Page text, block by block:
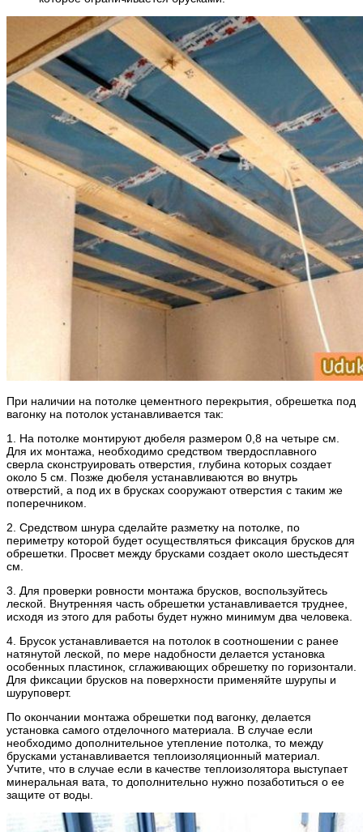
При наличии на потолке цементного перекрытия, обрешетка под
вагонку на потолок устанавливается так:
1. На потолке монтируют дюбеля размером 0,8 на четыре см.
Для их монтажа, необходимо средством твердосплавного
сверла сконструировать отверстия, глубина которых создает
около 5 см. Позже дюбеля устанавливаются во внутрь
отверстий, а под их в брусках сооружают отверстия с таким же
поперечником.
2. Средством шнура сделайте разметку на потолке, по
периметру которой будет осуществляться фиксация брусков для
обрешетки. Просвет между брусками создает около шестьдесят
см.
3. Для проверки ровности монтажа брусков, воспользуйтесь
леской. Внутренняя часть обрешетки устанавливается труднее,
исходя из этого для работы будет нужно минимум два человека.
4. Брусок устанавливается на потолок в соотношении с ранее
натянутой леской, по мере надобности делается установка
особенных пластинок, сглаживающих обрешетку по горизонтали.
Для фиксации брусков на поверхности применяйте шурупы и
шуруповерт.
По окончании монтажа обрешетки под вагонку, делается
установка самого отделочного материала. В случае если
необходимо дополнительное утепление потолка, то между
брусками устанавливается теплоизоляционный материал.
Учтите, что в случае если в качестве теплоизолятора выступает
минеральная вата, то дополнительно нужно позаботиться о ее
защите от воды.